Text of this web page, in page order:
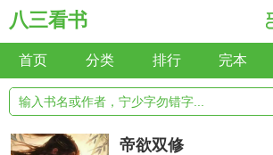
八三看书
首页 分类 排行 完本
帝欲双修